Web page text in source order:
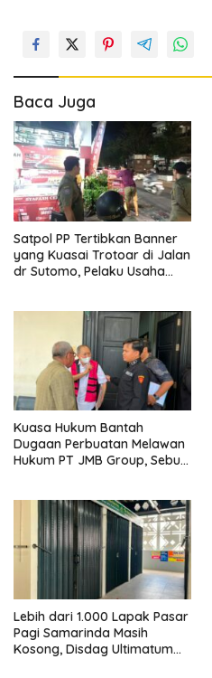
Baca Juga
Satpol PP Tertibkan Banner
yang Kuasai Trotoar di Jalan
dr Sutomo, Pelaku Usaha
Kuasa Hukum Bantah
Dugaan Perbuatan Melawan
Hukum PT JMB Group, Sebut
Lebih dari 1.000 Lapak Pasar
Pagi Samarinda Masih
Kosong, Disdag Ultimatum